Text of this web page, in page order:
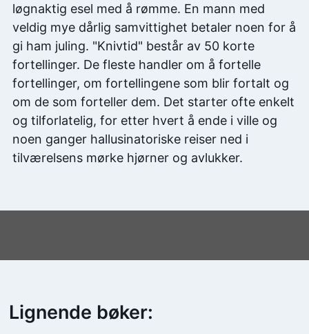
løgnaktig esel med å rømme. En mann med
veldig mye dårlig samvittighet betaler noen for å
gi ham juling. "Knivtid" består av 50 korte
fortellinger. De fleste handler om å fortelle
fortellinger, om fortellingene som blir fortalt og
om de som forteller dem. Det starter ofte enkelt
og tilforlatelig, for etter hvert å ende i ville og
noen ganger hallusinatoriske reiser ned i
tilværelsens mørke hjørner og avlukker.
Lignende bøker: